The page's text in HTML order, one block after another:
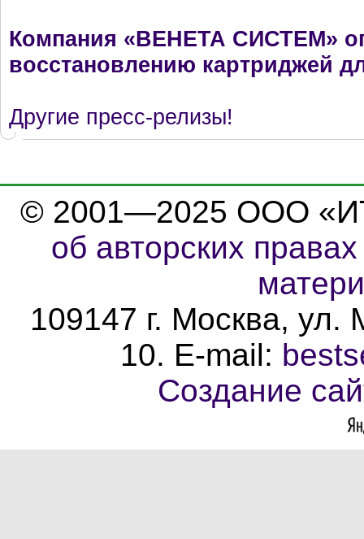
Компания «ВЕНЕТА СИСТЕМ»
восстановлению картриджей
Другие пресс-релизы!
© 2001—2025 ООО
об авторских
109147 г. Москва, ул.
10. E-mail:
Создание